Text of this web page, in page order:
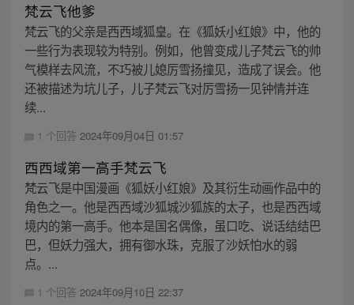
梵云飞他爹
梵云飞的父亲是西西域狐皇。在《狐妖小红娘》中，他的
一些行为表现较为特别。例如，他曾变成儿子梵云飞的帅
气模样去风流，不巧被儿媳厉雪扬撞见，造成了误会。他
还被描述为坑儿子，儿子梵云飞对厉雪扬一见钟情并连
续...
1 个回答 2024年09月04日 01:57
西西域第一高手梵云飞
梵云飞是中国漫画《狐妖小红娘》及其衍生动画作品中的
角色之一。他是西西域沙狐城沙狐族的太子，也是西西域
境内的第一高手。他本是国名偶像，虽口吃、说话结结巴
巴，但妖力强大，拥有御水珠，克服了沙妖怕水的弱
点。...
1 个回答 2024年09月10日 22:37